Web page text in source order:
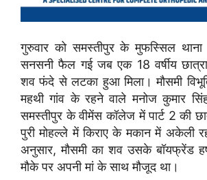
गुरुवार को समस्तीपुर के मुफस्सिल
सनसनी फैल गई जब एक 18 वर्षीय छात्रा
शव फंदे से लटका हुआ मिला। मौसमी
महथी गांव के रहने वाले मनोज कुमार
समस्तीपुर के वीमेंस कॉलेज में पार्ट 2 की
पुरी मोहल्ले में किराए के मकान में अकेली
अनुसार, मौसमी का शव उसके बॉयफ्रेंड
मौके पर अपनी मां के साथ मौजूद था।